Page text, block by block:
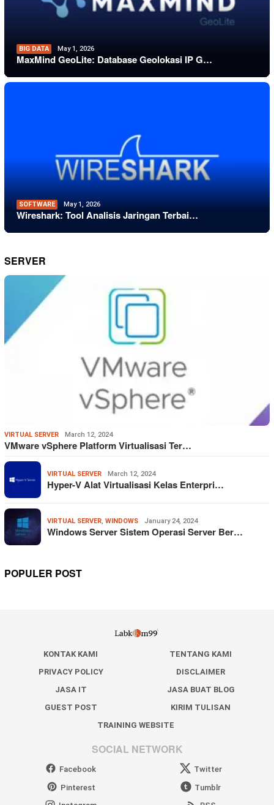
BIG DATA May 1, 2026
MaxMind GeoLite: Database Geolokasi IP G…
SOFTWARE May 1, 2026
Wireshark: Tool Analisis Jaringan Terbai…
SERVER
VIRTUAL SERVER March 12, 2024
VMware vSphere Platform Virtualisasi Ter…
VIRTUAL SERVER March 12, 2024
Hyper-V Alat Virtualisasi Kelas Enterpri…
VIRTUAL SERVER, WINDOWS January 24, 2024
Windows Server Sistem Operasi Server Ber…
POPULER POST
KONTAK KAMI
TENTANG KAMI
PRIVACY POLICY
DISCLAIMER
JASA IT
JASA BUAT BLOG
GUEST POST
KIRIM TULISAN
TRAINING WEBSITE
SOCIAL NETWORK
Facebook
Twitter
Pinterest
Tumblr